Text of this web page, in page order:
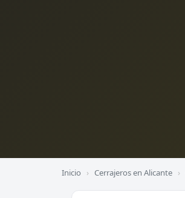
Inicio › Cerrajeros en Alicante ›